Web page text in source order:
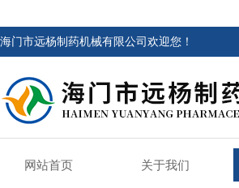
海门市远杨制药机械有限公司欢迎您！
网站首页 关于我们